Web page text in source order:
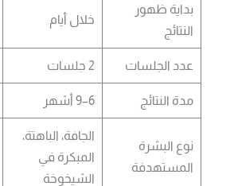
بداية ظهور
النتائج
خلال أيام
عدد الجلسات 2 جلسات
مدة النتائج 6–9 أشهر
نوع البشرة
المستهدفة
الجافة، الباهتة،
المبكرة في
الشيخوخة